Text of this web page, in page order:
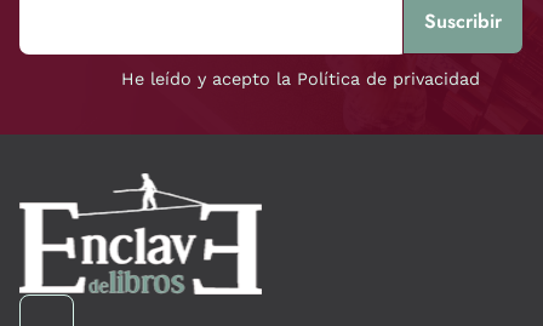
He leído y acepto la Política de privacidad